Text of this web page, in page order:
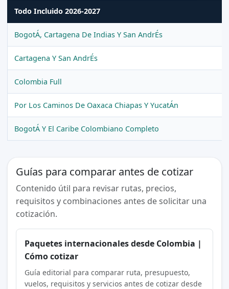
Todo Incluido 2026-2027
BogotÁ, Cartagena De Indias Y San AndrÉs
Cartagena Y San AndrÉs
Colombia Full
Por Los Caminos De Oaxaca Chiapas Y YucatÁn
BogotÁ Y El Caribe Colombiano Completo
Guías para comparar antes de cotizar
Contenido útil para revisar rutas, precios,
requisitos y combinaciones antes de solicitar una
cotización.
Paquetes internacionales desde Colombia |
Cómo cotizar
Guía editorial para comparar ruta, presupuesto,
vuelos, requisitos y servicios antes de cotizar desde